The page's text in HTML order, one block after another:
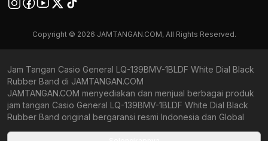
Copyright © 2026 JAMTANGAN.COM, All Rights Reserved.
Jam Tangan Casio General LQ-139BMV-1BLDF White Dial Black
Rubber Band di JAMTANGAN.COM
JAMTANGAN.COM menyediakan dan menjual berbagai produk
jam tangan Casio General LQ-139BMV-1BLDF White Dial Black
Rubber Band original bergaransi resmi Indonesia dan Global